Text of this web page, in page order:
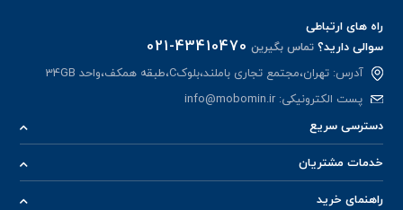
راه های ارتباطی
سوالی دارید؟تماس بگیرین 021-43410470
آدرس: تهران،مجتمع تجاری باملند،بلوکC،طبقه همکف،واحد 34GB
پست الکترونیکی:info@mobomin.ir
دسترسی سریع
خدمات مشتریان
راهنمای خرید